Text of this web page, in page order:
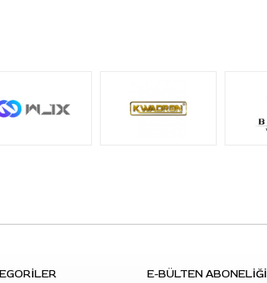
için uygun
kremi
E-BÜLTEN ABONELİĞİ